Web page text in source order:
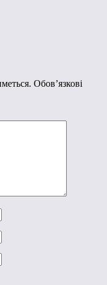
Обов’язкові